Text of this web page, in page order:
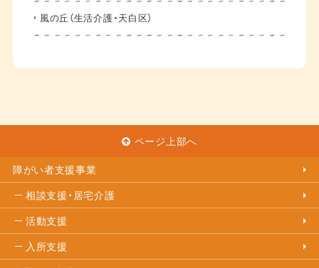
風の丘（生活介護・天白区）
ページ上部へ
障がい者支援事業
相談支援・居宅介護
活動支援
入所支援